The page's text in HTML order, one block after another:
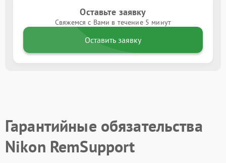
Оставьте заявку
Свяжемся с Вами в течение 5 минут
Оставить заявку
Гарантийные обязательства
Nikon RemSupport